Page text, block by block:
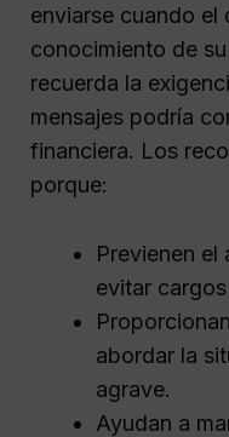
enviarse cuando el
conocimiento de
recuerda la
mensajes podría
financiera. Los
porque:
Previenen el
evitar
abordar la
agrave.
Ayudan a